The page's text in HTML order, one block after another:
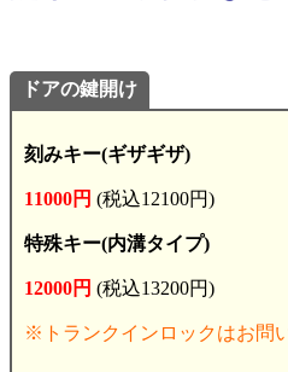
ドアの鍵開け
刻みキー(ギザギザ)
11000円 (税込12100円)
特殊キー(内溝タイプ)
12000円 (税込13200円)
※トランクインロックはお問